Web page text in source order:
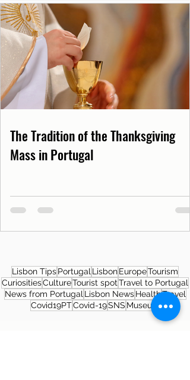
The Tradition of the Thanksgiving
Mass in Portugal
Lisbon TipsPortugal LisbonEuropeTourism
CuriositiesCultureTourist spotTravel to Portugal
News from Portugal Lisbon News HealthTravel
Covid19PTCovid-19SNS Museum